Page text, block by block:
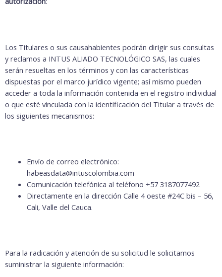
Los Titulares o sus causahabientes podrán dirigir sus consultas
y reclamos a INTUS ALIADO TECNOLÓGICO SAS, las cuales
serán resueltas en los términos y con las características
dispuestas por el marco jurídico vigente; así mismo pueden
acceder a toda la información contenida en el registro individual
o que esté vinculada con la identificación del Titular a través de
los siguientes mecanismos:
Envío de correo electrónico:
habeasdata@intuscolombia.com
Comunicación telefónica al teléfono +57 3187077492
Directamente en la dirección Calle 4 oeste #24C bis – 56,
Cali, Valle del Cauca.
Para la radicación y atención de su solicitud le solicitamos
suministrar la siguiente información: